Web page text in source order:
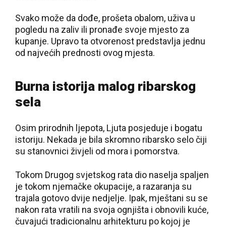
Svako može da dođe, prošeta obalom, uživa u
pogledu na zaliv ili pronađe svoje mjesto za
kupanje. Upravo ta otvorenost predstavlja jednu
od najvećih prednosti ovog mjesta.
Burna istorija malog ribarskog
sela
Osim prirodnih ljepota, Ljuta posjeduje i bogatu
istoriju. Nekada je bila skromno ribarsko selo čiji
su stanovnici živjeli od mora i pomorstva.
Tokom Drugog svjetskog rata dio naselja spaljen
je tokom njemačke okupacije, a razaranja su
trajala gotovo dvije nedjelje. Ipak, mještani su se
nakon rata vratili na svoja ognjišta i obnovili kuće,
čuvajući tradicionalnu arhitekturu po kojoj je